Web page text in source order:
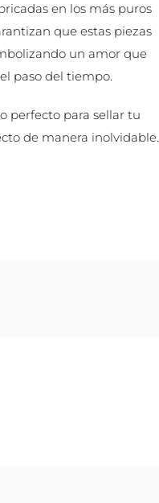
en los más puros
que estas piezas
un amor que
paso del tiempo.
perfecto para sellar tu
de manera inolvidable.